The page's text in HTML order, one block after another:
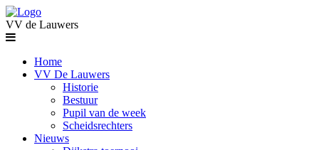
VV de Lauwers
Home
VV De Lauwers
Historie
Bestuur
Pupil van de week
Scheidsrechters
Nieuws